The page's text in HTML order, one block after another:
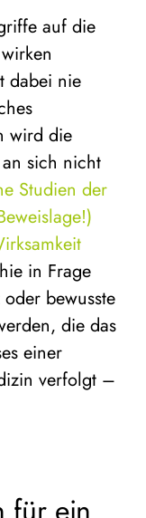
auf die
dabei nie
wird die
sich nicht
Studien der
in Frage
bewusste
die das
einer
verfolgt –